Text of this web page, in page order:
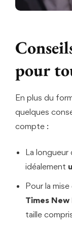
pour
En plus du
quelques
compte :
La
idéalement
Pour la
Times New
taille